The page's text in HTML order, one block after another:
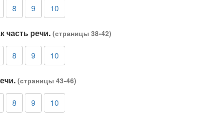
8 9 10
часть речи. (страницы 38-42)
8 9 10
(страницы 43-46)
8 9 10